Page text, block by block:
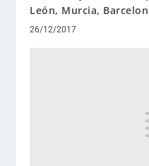
León, Murcia,
26/12/2017